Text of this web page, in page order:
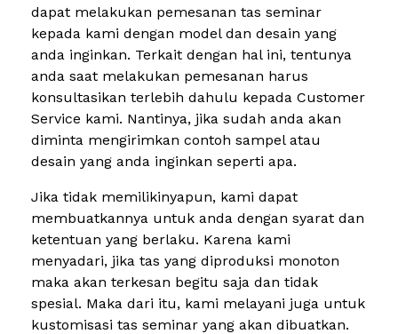
dapat melakukan pemesanan tas seminar
kepada kami dengan model dan desain yang
anda inginkan. Terkait dengan hal ini, tentunya
anda saat melakukan pemesanan harus
konsultasikan terlebih dahulu kepada Customer
Service kami. Nantinya, jika sudah anda akan
diminta mengirimkan contoh sampel atau
desain yang anda inginkan seperti apa.
Jika tidak memilikinyapun, kami dapat
membuatkannya untuk anda dengan syarat dan
ketentuan yang berlaku. Karena kami
menyadari, jika tas yang diproduksi monoton
maka akan terkesan begitu saja dan tidak
spesial. Maka dari itu, kami melayani juga untuk
kustomisasi tas seminar yang akan dibuatkan.